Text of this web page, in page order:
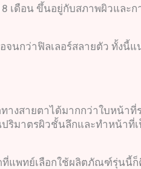
เดือน ขึ้นอยู่กับสภาพผิวและก
จนกว่าฟิลเลอร์สลายตัว ทั้งนี้
างสายตาได้มากกว่าใบหน้าที่
มาตรผิวชั้นลึกและทำหน้าที่
ที่แพทย์เลือกใช้ผลิตภัณฑ์รุ่นนี้ก็